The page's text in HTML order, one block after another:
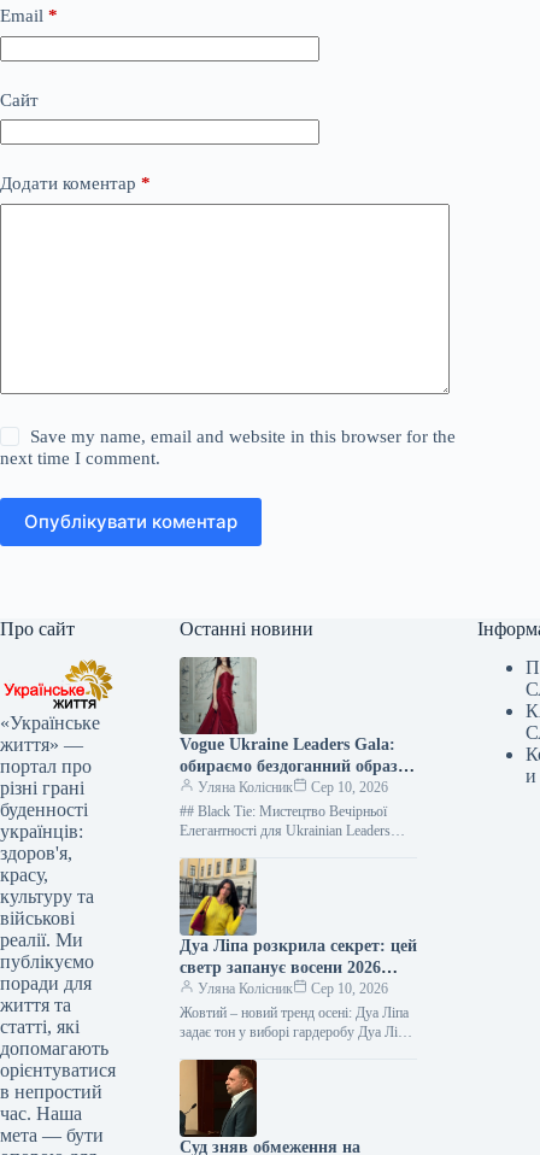
Email *
Сайт
Додати коментар *
Save my name, email and website in this browser for the
next time I comment.
Опублікувати коментар
Про сайт
«Українське
життя» —
портал про
різні грані
буденності
українців:
здоров'я,
красу,
культуру та
військові
реалії. Ми
публікуємо
поради для
життя та
статті, які
допомагають
орієнтуватися
в непростий
час. Наша
мета — бути
Останні новини
Vogue Ukraine Leaders Gala:
обираємо бездоганний образ
для зіркової події серпня
Уляна Колісник
Сер 10, 2026
## Black Tie: Мистецтво Вечірньої
Елегантності для Ukrainian Leaders
а вишукана філософія…
Дуа Ліпа розкрила секрет: цей
светр запанує восени 2026
рокуУляна Колісник
Сер 10, 2026
Жовтий – новий тренд осені: Дуа Ліпа
задає тон у виборі гардеробу Дуа Ліпа
обов’язково…
Суд зняв обмеження на
и